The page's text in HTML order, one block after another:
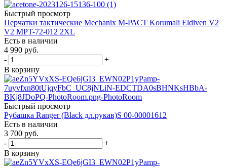
Быстрый просмотр
Перчатки тактические Mechanix М-РАСТ Korumali Eldiven V2
V2 MPT-72-012 2XL
Есть в наличии
4 990 руб.
-
+
В корзину
Быстрый просмотр
Рубашка Ranger (Black дл.рукав)S 00-00001612
Есть в наличии
3 700 руб.
-
+
В корзину